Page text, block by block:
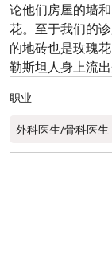
论他们房屋的墙
花。至于我们的
的地砖也是玫瑰
勒斯坦人身上流出
职业
外科医生/骨科医生